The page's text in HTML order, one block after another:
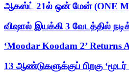
ஆகஸ்ட் 21ல் ஒன் மேன் (ONE
விஷால் இயக்கி 3 வேடத்தில்
‘Moodar Koodam 2’ Returns
13 ஆண்டுகளுக்குப் பிறகு ‘மூடர்